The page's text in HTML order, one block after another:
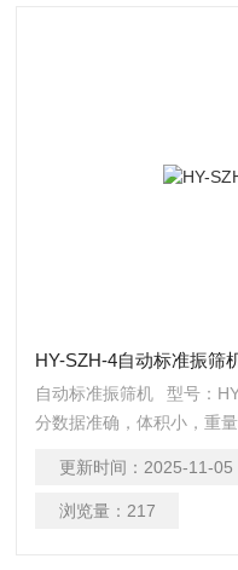
HY-SZH-4自动标准振筛
自动标准振筛机 型号：
分数据准确，体积小，重
更新时间： 2025-11-05
浏览量： 217